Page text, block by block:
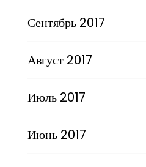
Сентябрь 2017
Август 2017
Июль 2017
Июнь 2017